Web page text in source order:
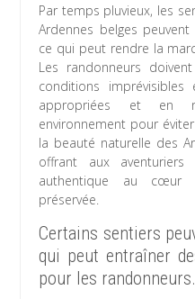
Par temps pluvieux, les
Ardennes belges
ce qui peut rendre la
Les randonneurs
conditions
appropriées et en
environnement pour
la beauté naturelle des
offrant aux aventuriers
authentique au cœur
préservée.
Certains sentiers
qui peut entraîner
pour les randonneurs.